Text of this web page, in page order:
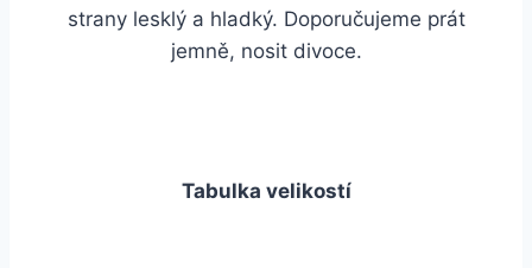
strany lesklý a hladký. Doporučujeme prát
jemně, nosit divoce.
Tabulka velikostí